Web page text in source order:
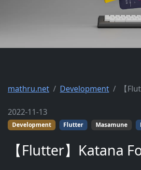
mathru.net Development 【
2022-11-13
Development Flutter Masamune
【Flutter】Katana